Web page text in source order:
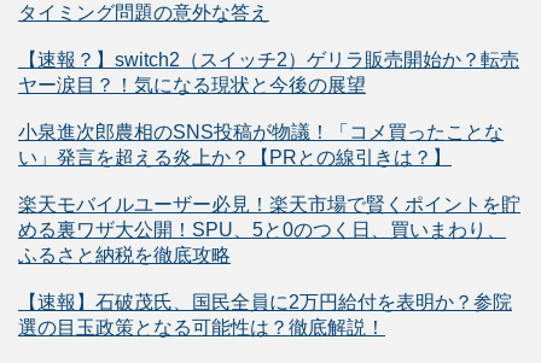
タイミング問題の意外な答え
【速報？】switch2（スイッチ2）ゲリラ販売開始か？転売
ヤー涙目？！気になる現状と今後の展望
小泉進次郎農相のSNS投稿が物議！「コメ買ったことな
い」発言を超える炎上か？【PRとの線引きは？】
楽天モバイルユーザー必見！楽天市場で賢くポイントを貯
める裏ワザ大公開！SPU、5と0のつく日、買いまわり、
ふるさと納税を徹底攻略
【速報】石破茂氏、国民全員に2万円給付を表明か？参院
選の目玉政策となる可能性は？徹底解説！